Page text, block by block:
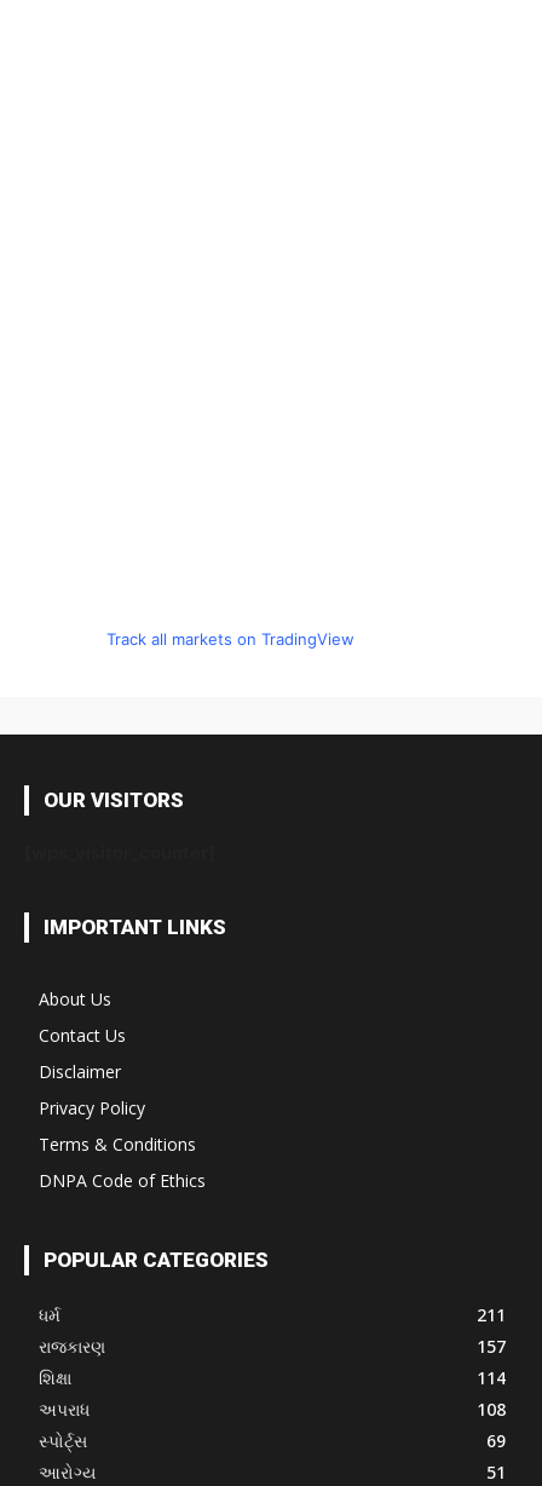
Track all markets on TradingView
OUR VISITORS
IMPORTANT LINKS
About Us
Contact Us
Disclaimer
Privacy Policy
Terms & Conditions
DNPA Code of Ethics
POPULAR CATEGORIES
ધર્મ
211
રાજકારણ
157
શિક્ષા
114
અપરાધ
108
સ્પોર્ટ્સ
69
આરોગ્ય
51